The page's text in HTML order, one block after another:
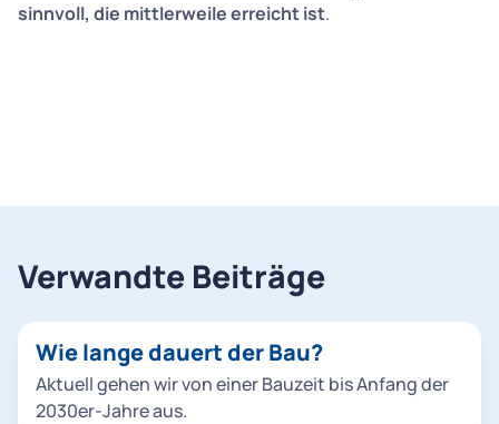
sinnvoll, die mittlerweile erreicht ist.
Verwandte Beiträge
Wie lange dauert der Bau?
Aktuell gehen wir von einer Bauzeit bis Anfang der
2030er-Jahre aus.